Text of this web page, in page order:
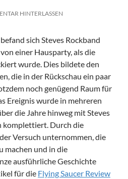
HINTERLASSEN
sich Steves Rockband
einer Hausparty, als die
wurde. Dies bildete den
die in der Rückschau ein paar
noch genügend Raum für
Ereignis wurde in mehreren
die Jahre hinweg mit Steves
komplettiert. Durch die
Versuch unternommen, die
machen und in die
ausführliche Geschichte
für die Flying Saucer Review